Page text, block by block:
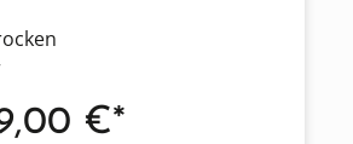
€*